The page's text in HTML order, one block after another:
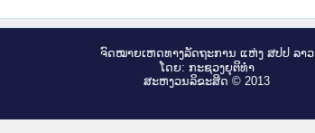
ຈົດ​ໝາຍ​ເຫດ​ທາງ​ລັດ​ຖະ​ການ ແຫ່ງ ສ​ປ​ປ ລາວ
ໂດຍ: ກະ​ຊວງຍຸ​ຕິ​ທຳ
ສະ​ຫງວນ​ລິ​ຂະ​ສິດ © 2013